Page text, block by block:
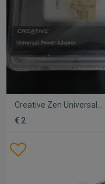
Creative Zen Universal
Power Adapter
καινούργιος, δεν έχει
€ 2